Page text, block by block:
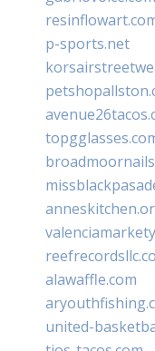
p-sports.net
alawaffle.com
united-